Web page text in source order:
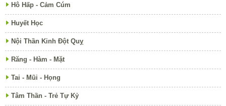
Hô Hấp - Cảm Cúm
Huyết Học
Nội Thần Kinh Đột Quỵ
Răng - Hàm - Mặt
Tai - Mũi - Họng
Tâm Thần - Trẻ Tự Kỷ